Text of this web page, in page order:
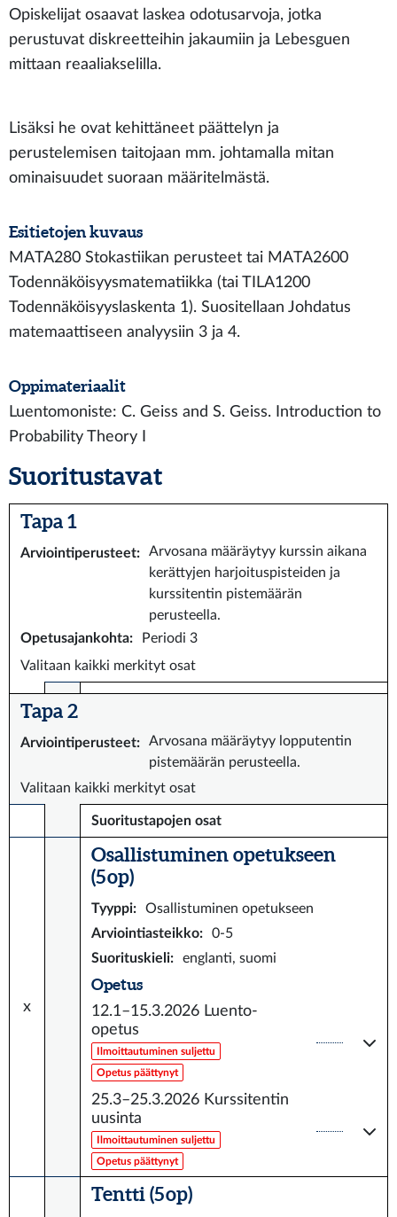
Opiskelijat osaavat laskea odotusarvoja, jotka
perustuvat diskreetteihin jakaumiin ja Lebesguen
mittaan reaaliakselilla.
Lisäksi he ovat kehittäneet päättelyn ja
perustelemisen taitojaan mm. johtamalla mitan
ominaisuudet suoraan määritelmästä.
Esitietojen kuvaus
MATA280 Stokastiikan perusteet tai MATA2600
Todennäköisyysmatematiikka (tai TILA1200
Todennäköisyyslaskenta 1). Suositellaan Johdatus
matemaattiseen analyysiin 3 ja 4.
Oppimateriaalit
Luentomoniste: C. Geiss and S. Geiss. Introduction to
Probability Theory I
Suoritustavat
Tapa 1
Arviointiperusteet:
Arvosana määräytyy kurssin aikana
kerättyjen harjoituspisteiden ja
kurssitentin pistemäärän
perusteella.
Opetusajankohta:
Periodi 3
Valitaan kaikki merkityt osat
Tapa 2
Arviointiperusteet:
Arvosana määräytyy lopputentin
pistemäärän perusteella.
Valitaan kaikki merkityt osat
Suoritustapojen osat
x
Osallistuminen opetukseen
(5 op)
Tyyppi:
Osallistuminen opetukseen
Arviointiasteikko:
0-5
Suorituskieli: englanti, suomi
Opetus
12.1–15.3.2026 Luento-
opetus
Ilmoittautuminen suljettu
Opetus päättynyt
25.3–25.3.2026 Kurssitentin
uusinta
Ilmoittautuminen suljettu
Opetus päättynyt
Tentti (5 op)